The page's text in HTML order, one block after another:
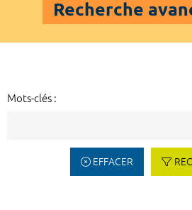
Recherche
Mots-clés :
EFFACER